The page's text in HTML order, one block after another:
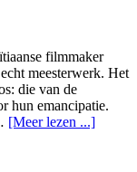
filmmaker
meesterwerk. Het
die van de
hun emancipatie.
[Meer lezen ...]